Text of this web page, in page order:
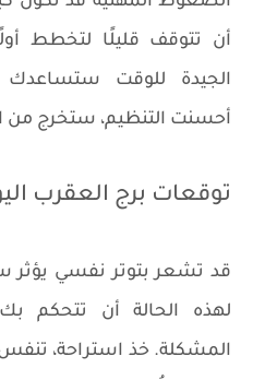
أن تتوقف قليلًا لتخطط
الجيدة للوقت
أحسنت التنظيم، ستخرج من
توقعات برج العقرب
قد تشعر بتوتر نفسي
لهذه الحالة أن تتحكم
المشكلة. خذ استراحة،